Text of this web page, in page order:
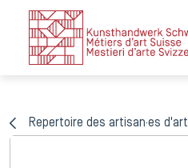
Repertoire des artisan·es d'art